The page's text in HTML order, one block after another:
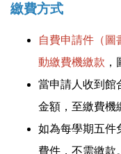
繳費方式
自費申請件（圖
動繳費機繳款
當申請人收到館
金額，至繳費機
如為每學期五件
費件，不需繳款。